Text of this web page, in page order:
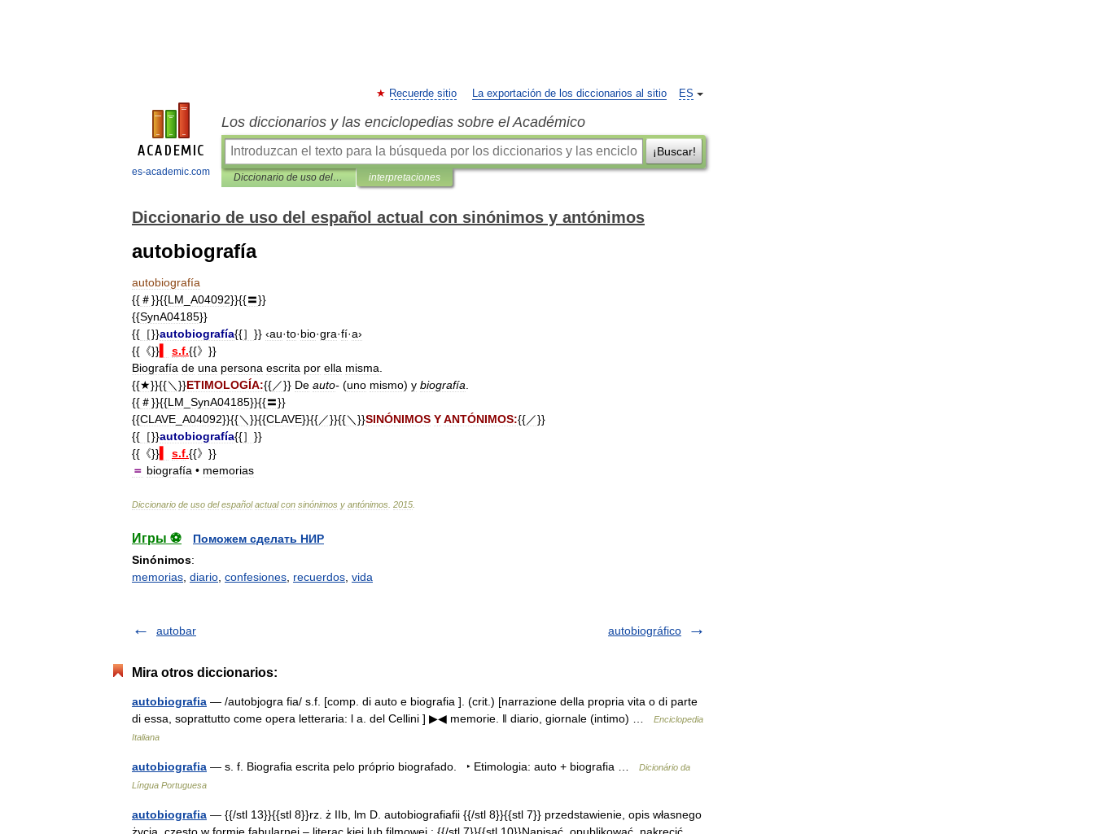
es-academic.com
ES
Recuerde sitio La exportación de los diccionarios al sitio
Los diccionarios y las enciclopedias sobre el Académico
¡Buscar!
Diccionario de uso del español actual con sinónimos y antónimos interpretaciones
Diccionario de uso del español actual con sinónimos y antónimos
autobiografía
autobiografía
{{＃}}{{LM A04092}}{{〓}}
{{SynA04185}}
{{ ［}}autobiografía{{］ }} ‹au·to·bio·gra·fí·a›
{{《}}
s.f.{{》}}
Biografía de una persona escrita por ella misma
{{★}}{{＼ }}ETIMOLOGÍA:{{／}} De auto- (uno mismo) y biografía
{{＃}}{{LM SynA04185}}{{〓}}
{{CLAVE A04092}}{{＼ }}{{CLAVE}}{{／}}{{＼ }}SINÓNIMOS YANTÓNIMOS:{{／}}
{{ ［}}autobiografía{{］ }}
{{《}}
s.f.{{》}}
＝ biografía • memorias
Diccionario de uso del español actual con sinónimos y antónimos 2015
Игры ⚽
Поможем сделать НИР
Sinónimos:
memorias diario confesiones recuerdos vida
autobar autobiográfico
Mira otros diccionarios:
autobiografia — /autobjogra fia/ s.f. [comp. di auto e biografia ]. (crit.) [narrazione della propria vita o di parte
di essa, soprattutto come opera letteraria: l a. del Cellini ] ▶◀ memorie. ‖ diario, giornale (intimo) …
Enciclopedia
Italiana
autobiografia — s. f. Biografia escrita pelo próprio biografado. ‣ Etimologia: auto + biografia …
Dicionário da
Língua Portuguesa
autobiografia — {{/stl 13}}{{stl 8}}rz. ż IIb, lm D. autobiografiafii {{/stl 8}}{{stl 7}} przedstawienie, opis własnego